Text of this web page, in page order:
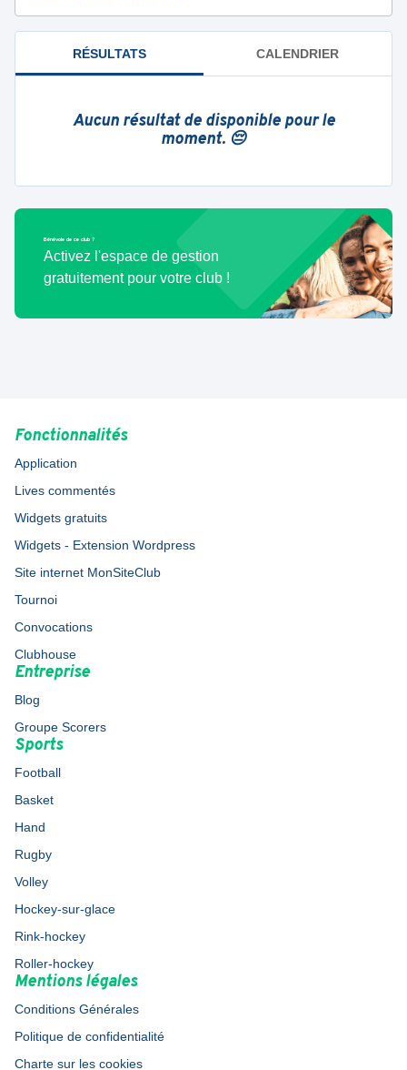
RÉSULTATS CALENDRIER
Aucun résultat de disponible pour le
moment. 😔
Bénévole de ce club ?
Activez l'espace de gestion
gratuitement pour votre club !
Fonctionnalités
Application
Lives commentés
Widgets gratuits
Widgets - Extension Wordpress
Site internet MonSiteClub
Tournoi
Convocations
Clubhouse
Entreprise
Blog
Groupe Scorers
Sports
Football
Basket
Hand
Rugby
Volley
Hockey-sur-glace
Rink-hockey
Roller-hockey
Mentions légales
Conditions Générales
Politique de confidentialité
Charte sur les cookies